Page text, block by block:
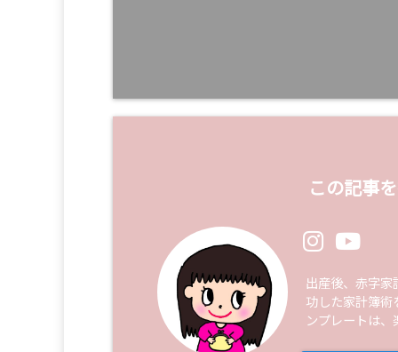
この記事
出産後、赤字家
功した家計簿術
ンプレートは